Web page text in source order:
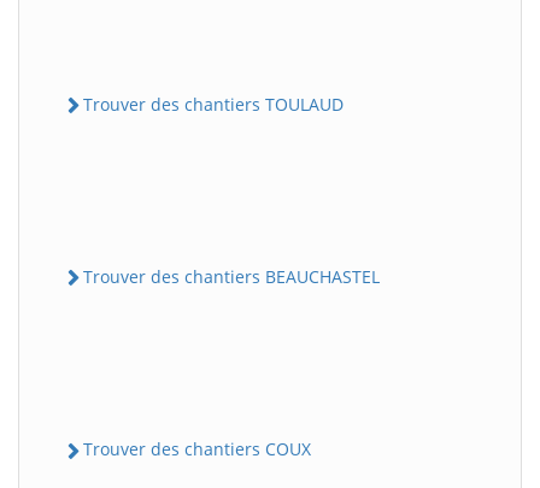
Trouver des chantiers TOULAUD
Trouver des chantiers BEAUCHASTEL
Trouver des chantiers COUX